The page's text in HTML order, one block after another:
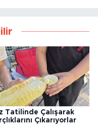
Tatilinde Çalışarak
Çıkarıyorlar